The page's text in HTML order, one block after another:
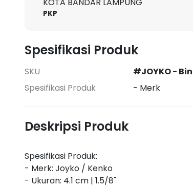
PKP
Spesifikasi Produk
SKU
#JOYKO -
Spesifikasi Produk
- Merk
Deskripsi Produk
Spesifikasi Produk:
- Merk: Joyko / Kenko
- Ukuran: 4.1 cm | 1.5/8"